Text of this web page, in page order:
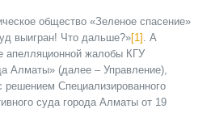
общество «Зеленое спасение»
выигран! Что дальше?»[1] . А
апелляционной жалобы КГУ
Алматы» (далее – Управление),
решением Специализированного
суда города Алматы от 19